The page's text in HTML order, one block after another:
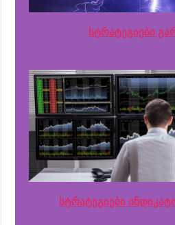
სტრატეგიები
სტრატეგიები